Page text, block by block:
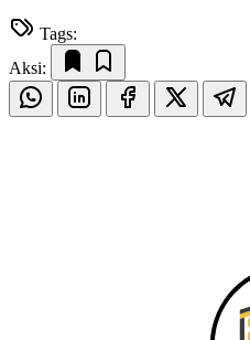
Tags:
Aksi: